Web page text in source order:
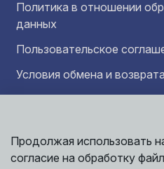
Политика в отношении
данных
Пользовательское
Условия обмена и возврата
носит
Продолжая использовать
согласие на обработку